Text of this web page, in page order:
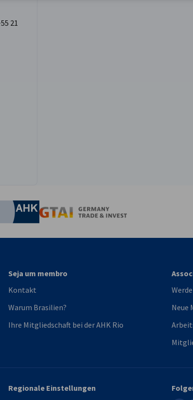
21
und Handelskammer
und Handelskammer
AHK.de
Seja um membro
Kontakt
Warum Brasilien?
Ihre Mitgliedschaft bei der AHK Rio
Neue
Regionale Einstellungen